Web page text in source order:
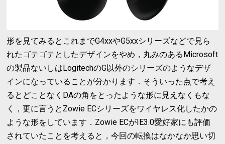
形を見てみるとこれまでG4xxやG5xxシリーズなどで見ら
れたゴテゴテとしたデザインをやめ，丸みのあるMicrosoft
の製品ないしはLogitechのG以外のシリーズのようなデザ
インになっていることが分かります．そういった点で考え
るとどことなくDAの角をとったような形に見えなくもな
く，更に言うとZowie ECシリーズをワイヤレス化したかの
ような形をしています．Zowie ECがIE3.0愛好家にも評価
されていたことを考えると，今回の転換はなかなか思い切